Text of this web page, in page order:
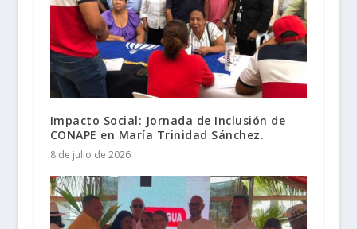
Impacto Social: Jornada de Inclusión de
CONAPE en María Trinidad Sánchez.
8 de julio de 2026